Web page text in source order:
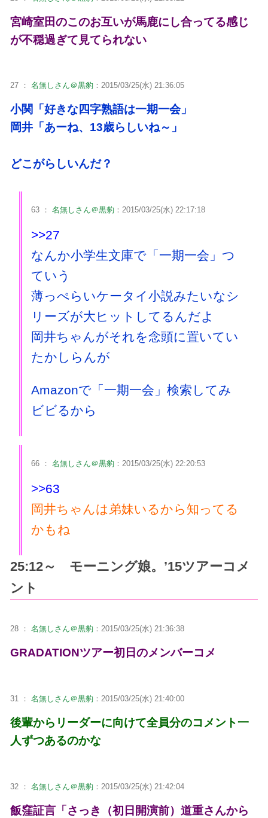
宮崎室田のこのお互いが馬鹿にし合ってる感じ
が不穏過ぎて見てられない
27 ： 名無しさん＠黒豹 ：2015/03/25(水) 21:36:05
小関「好きな四字熟語は一期一会」
岡井「あーね、13歳らしいね～」
どこがらしいんだ？
63 ： 名無しさん＠黒豹 ：2015/03/25(水) 22:17:18
>>27
なんか小学生文庫で「一期一会」つ
ていう
薄っぺらいケータイ小説みたいなシ
リーズが大ヒットしてるんだよ
岡井ちゃんがそれを念頭に置いてい
たかしらんが
Amazonで「一期一会」検索してみ
ビビるから
66 ： 名無しさん＠黒豹 ：2015/03/25(水) 22:20:53
>>63
岡井ちゃんは弟妹いるから知ってる
かもね
25:12～ モーニング娘。’15ツアーコメ
ント
28 ： 名無しさん＠黒豹 ：2015/03/25(水) 21:36:38
GRADATIONツアー初日のメンバーコメ
31 ： 名無しさん＠黒豹 ：2015/03/25(水) 21:40:00
後輩からリーダーに向けて全員分のコメント一
人ずつあるのかな
32 ： 名無しさん＠黒豹 ：2015/03/25(水) 21:42:04
飯窪証言「さっき（初日開演前）道重さんから